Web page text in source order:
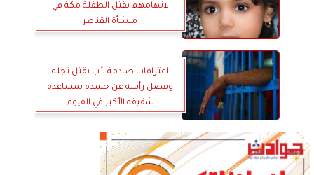
لاتهامهم بقتل الطفلة مكة في
منشأة القناطر
اعترافات صادمة لأب بقتل نجله
وفصل رأسه عن جسده بمساعدة
شقيقه الأكبر في الفيوم